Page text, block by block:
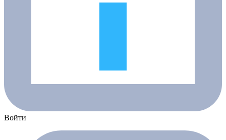
Войти